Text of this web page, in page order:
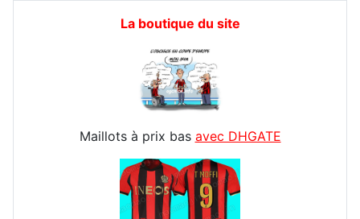
La boutique du site
Maillots à prix bas avec DHGATE